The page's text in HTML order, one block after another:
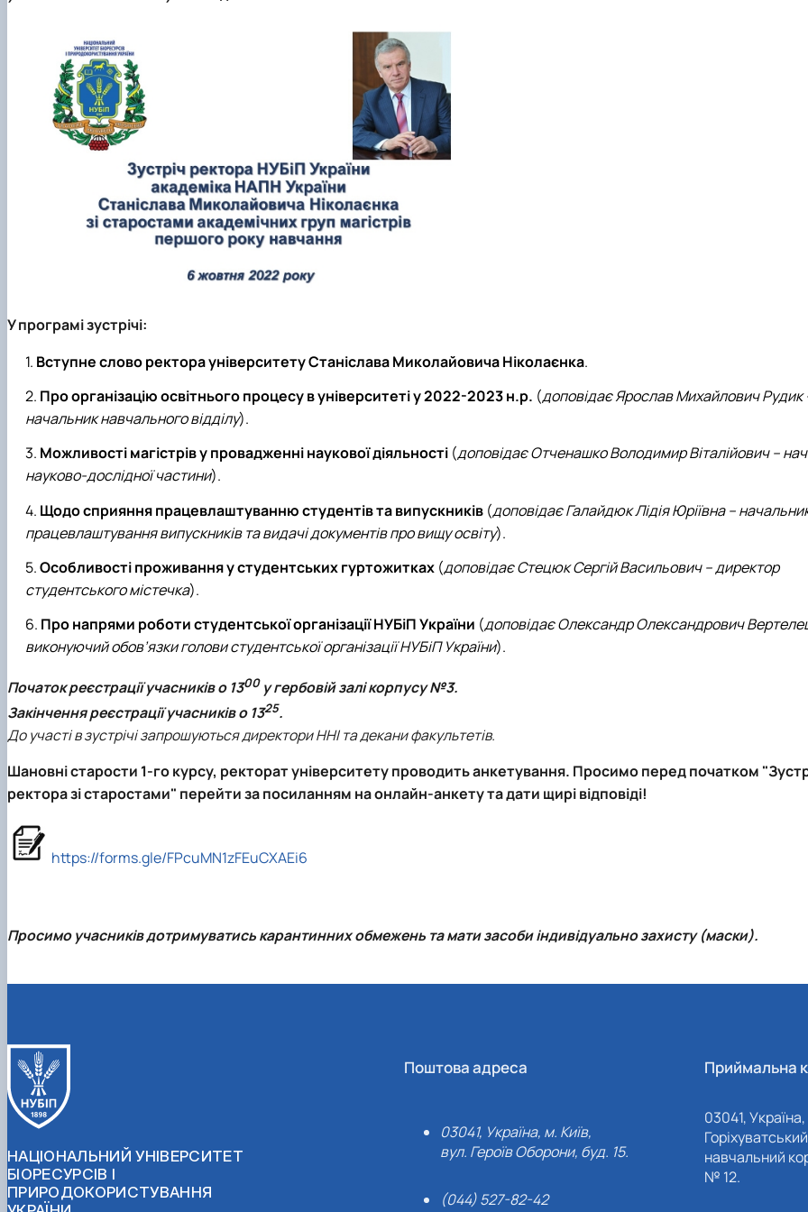
У програмі зустрічі:
Вступне слово ректора університету Станіслава Миколайовича Ніколаєнка.
Про організацію освітнього процесу в університеті у 2022-2023 н.р. (доповідає Ярослав Михайлович Рудик
начальник навчального відділу).
Можливості магістрів у провадженні наукової діяльності (доповідає Отченашко Володимир Віталійович –
науково-дослідної частини).
Щодо сприяння працевлаштуванню студентів та випускників (доповідає Галайдюк Лідія Юріївна –
працевлаштування випускників та видачі документів про вищу освіту).
Особливості проживання у студентських гуртожитках (доповідає Стецюк Сергій Васильович – директор
студентського містечка).
Про напрями роботи студентської організації НУБіП України (доповідає Олександр Олександрович
виконуючий обов’язки голови студентської організації НУБіП України).
Початок реєстрації учасників о 1300у гербовій залі корпусу №3.
Закінчення реєстрації учасників о 1325.
До участі в зустрічі запрошуються директори ННІ та декани факультетів.
Шановні старости 1-го курсу, ректорат університету проводить анкетування. Просимо перед початком
ректора зі старостами" перейти за посиланням на онлайн-анкету та дати щирі відповіді!
https://forms.gle/FPcuMN1zFEuCXAEi6
Просимо учасників дотримуватись карантинних обмежень та мати засоби індивідуально захисту (маски).
НАЦІОНАЛЬНИЙ УНІВЕРСИТЕТ
БІОРЕСУРСІВ І
ПРИРОДОКОРИСТУВАННЯ
Поштова адреса
03041, Україна, м. Київ,
вул. Героїв Оборони, буд. 15.
(044) 527-82-42
Приймальна
03041,
навчальний
№ 12.